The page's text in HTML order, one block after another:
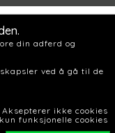
din adferd og
ved å gå til de
Aksepterer ikke cookies
funksjonelle cookies